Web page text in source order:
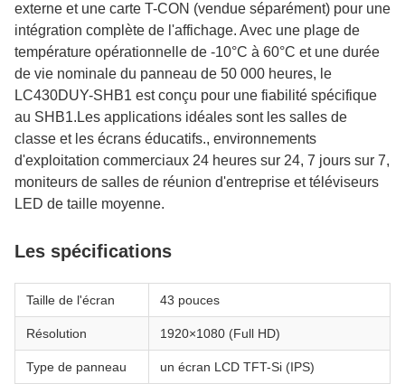
externe et une carte T-CON (vendue séparément) pour une
intégration complète de l'affichage. Avec une plage de
température opérationnelle de -10°C à 60°C et une durée
de vie nominale du panneau de 50 000 heures, le
LC430DUY-SHB1 est conçu pour une fiabilité spécifique
au SHB1.Les applications idéales sont les salles de
classe et les écrans éducatifs., environnements
d'exploitation commerciaux 24 heures sur 24, 7 jours sur 7,
moniteurs de salles de réunion d'entreprise et téléviseurs
LED de taille moyenne.
Les spécifications
Taille de l'écran 43 pouces
Résolution 1920×1080 (Full HD)
Type de panneau un écran LCD TFT-Si (IPS)